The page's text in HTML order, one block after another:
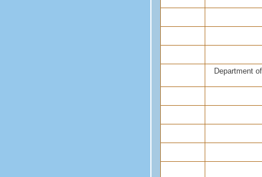
Department